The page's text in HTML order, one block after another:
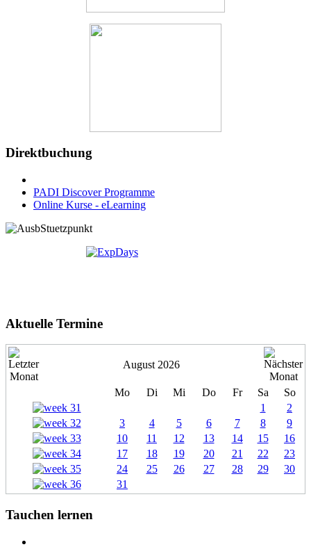
Direktbuchung
PADI Discover Programme
Online Kurse - eLearning
Aktuelle Termine
August 2026
Mo Di Mi Do Fr Sa
So
1
2
3
4 5 6 7 8
9
10
11 12 13 14 15
16
17
18 19 20 21 22
23
24
25 26 27 28 29
30
31
Tauchen lernen